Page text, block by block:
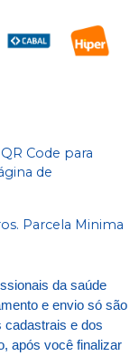
Code para
de
Parcela Minima
da saúde
e envio só são
cadastrais e dos
após você finalizar